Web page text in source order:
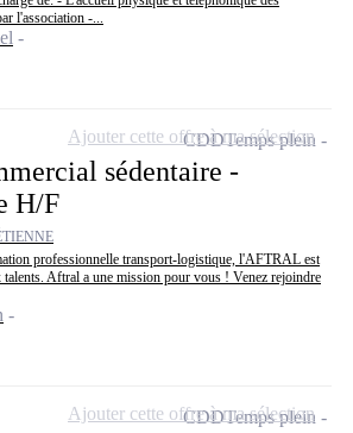
l'association -...
sédentaire -
H/F
professionnelle transport-logistique, l'AFTRAL est
talents. Aftral a une mission pour vous ! Venez rejoindre
CDDTemps plein
Ajouter cette offre à ma sélection
CDDTemps plein
Ajouter cette offre à ma sélection